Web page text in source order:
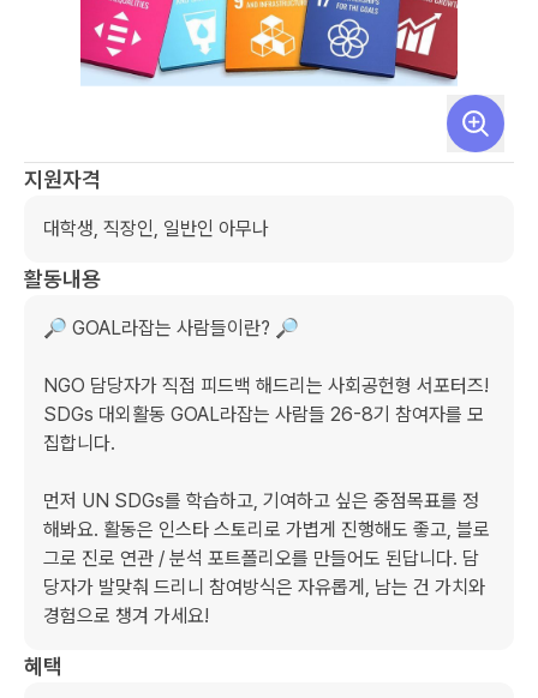
지원자격
대학생, 직장인, 일반인 아무나
활동내용
🔎 GOAL라잡는 사람들이란? 🔎
​NGO 담당자가 직접 피드백 해드리는 사회공헌형 서포터즈!
SDGs 대외활동 GOAL라잡는 사람들 26-8기 참여자를 모
집합니다.
먼저 UN SDGs를 학습하고, 기여하고 싶은 중점목표를 정
해봐요. 활동은 인스타 스토리로 가볍게 진행해도 좋고, 블로
그로 진로 연관 / 분석 포트폴리오를 만들어도 된답니다. 담
당자가 발맞춰 드리니 참여방식은 자유롭게, 남는 건 가치와
경험으로 챙겨 가세요!
혜택